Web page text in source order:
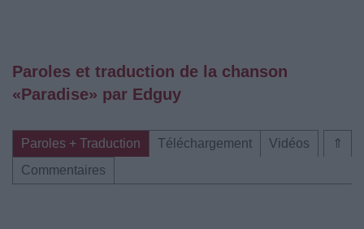
Paroles et traduction de la chanson
«Paradise» par Edguy
⇑
Paroles + Traduction Téléchargement
Vidéos
Commentaires